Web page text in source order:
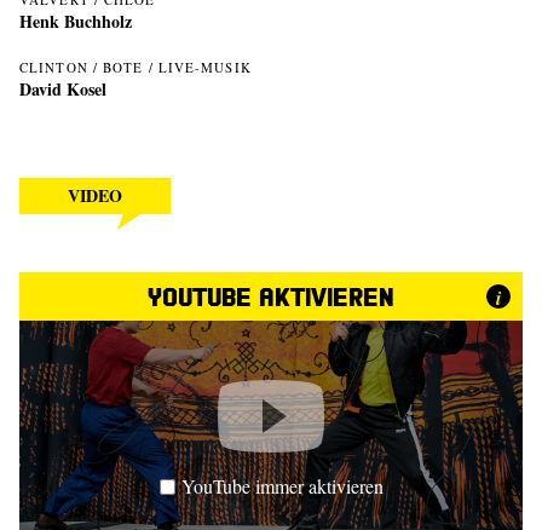
Henk Buchholz
CLINTON / BOTE / LIVE-MUSIK
David Kosel
VIDEO
YouTube aktivieren i
YouTube immer aktivieren